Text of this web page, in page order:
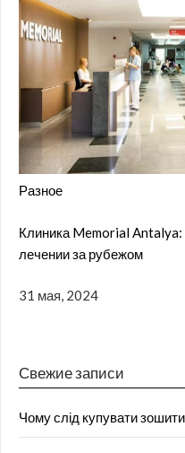
Разное
Клиника Memorial
лечении за рубежом
31 мая, 2024
Свежие записи
Чому слід купувати